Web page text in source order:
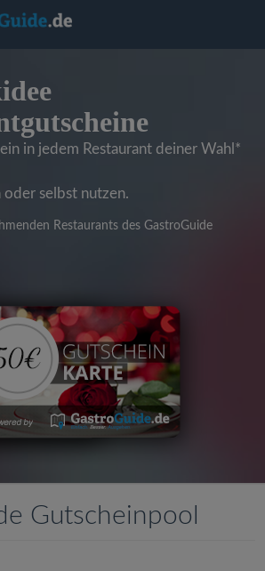
in jedem Restaurant deiner Wahl*
oder selbst nutzen.
Restaurants des GastroGuide
Gutscheinpool